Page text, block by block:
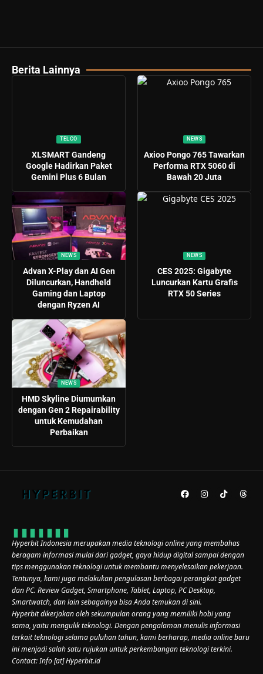
Berita Lainnya
TELCO
XLSMART Gandeng
Google Hadirkan Paket
Gemini Plus 6 Bulan
NEWS
Axioo Pongo 765 Tawarkan
Performa RTX 5060 di
Bawah 20 Juta
NEWS
Advan X-Play dan AI Gen
Diluncurkan, Handheld
Gaming dan Laptop
dengan Ryzen AI
NEWS
CES 2025: Gigabyte
Luncurkan Kartu Grafis
RTX 50 Series
NEWS
HMD Skyline Diumumkan
dengan Gen 2 Repairability
untuk Kemudahan
Perbaikan
Hyperbit Indonesia merupakan media teknologi online yang membahas
beragam informasi mulai dari gadget, gaya hidup digital sampai dengan
tips menggunakan teknologi untuk membantu menyelesaikan pekerjaan.
Tentunya, kami juga melakukan pengulasan berbagai perangkat gadget
dan PC. Review Gadget, Smartphone, Tablet, Laptop, PC Desktop,
Smartwatch, dan lain sebagainya bisa Anda temukan di sini.
Hyperbit dikerjakan oleh sekumpulan orang yang memiliki hobi yang
sama, yaitu mengulik teknologi. Dengan pengalaman menulis informasi
terkait teknologi selama puluhan tahun, kami berharap, media online baru
ini menjadi salah satu rujukan untuk perkembangan teknologi terkini.
Contact: Info [at] Hyperbit.id